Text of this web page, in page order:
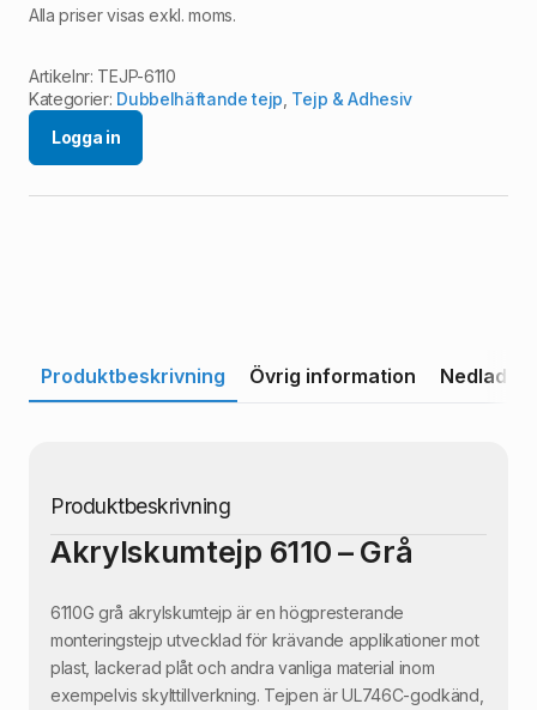
Alla priser visas exkl. moms.
Artikelnr: TEJP-6110
Kategorier: Dubbelhäftande tejp Tejp & Adhesiv
Logga in
Produktbeskrivning Övrig information
Produktbeskrivning
Akrylskumtejp 6110 – Grå
6110G grå akrylskumtejp är en högpresterande
monteringstejp utvecklad för krävande applikationer mot
plast, lackerad plåt och andra vanliga material inom
exempelvis skylttillverkning. Tejpen är UL746C-godkänd,